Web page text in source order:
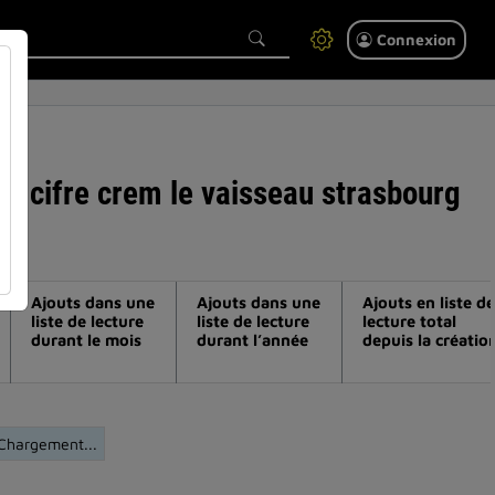
Connexion
cifre crem le vaisseau strasbourg
Ajouts dans une
liste de lecture
durant le mois
Ajouts dans une
liste de lecture
durant l’année
Ajouts en liste de
lecture total
depuis la